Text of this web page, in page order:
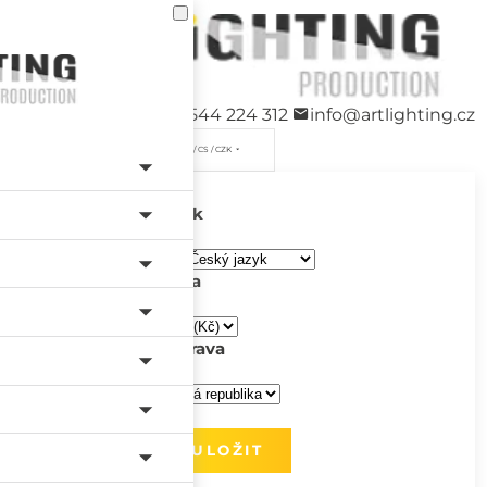
+420 544 224 312 info@artlighting.cz
/ CS / CZK
Jazyk
Měna
Doprava